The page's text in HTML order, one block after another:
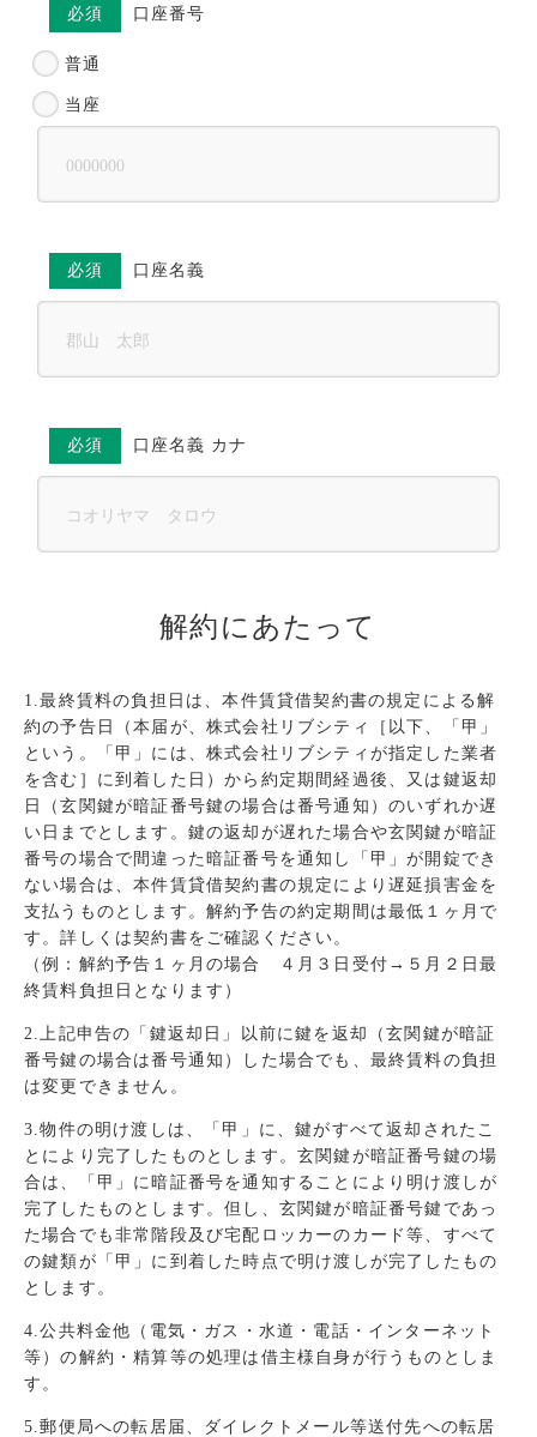
必須 口座番号
普通
当座
必須 口座名義
必須 口座名義 カナ
解約にあたって
1.最終賃料の負担日は、本件賃貸借契約書の規定による解
約の予告日（本届が、株式会社リブシティ［以下、「甲」
という。「甲」には、株式会社リブシティが指定した業者
を含む］に到着した日）から約定期間経過後、又は鍵返却
日（玄関鍵が暗証番号鍵の場合は番号通知）のいずれか遅
い日までとします。鍵の返却が遅れた場合や玄関鍵が暗証
番号の場合で間違った暗証番号を通知し「甲」が開錠でき
ない場合は、本件賃貸借契約書の規定により遅延損害金を
支払うものとします。解約予告の約定期間は最低１ヶ月で
す。詳しくは契約書をご確認ください。
（例：解約予告１ヶ月の場合 ４月３日受付→５月２日最
終賃料負担日となります）
2.上記申告の「鍵返却日」以前に鍵を返却（玄関鍵が暗証
番号鍵の場合は番号通知）した場合でも、最終賃料の負担
は変更できません。
3.物件の明け渡しは、「甲」に、鍵がすべて返却されたこ
とにより完了したものとします。玄関鍵が暗証番号鍵の場
合は、「甲」に暗証番号を通知することにより明け渡しが
完了したものとします。但し、玄関鍵が暗証番号鍵であっ
た場合でも非常階段及び宅配ロッカーのカード等、すべて
の鍵類が「甲」に到着した時点で明け渡しが完了したもの
とします。
4.公共料金他（電気・ガス・水道・電話・インターネット
等）の解約・精算等の処理は借主様自身が行うものとしま
す。
5.郵便局への転居届、ダイレクトメール等送付先への転居